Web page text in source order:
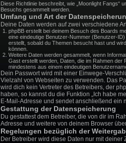
Diese Richtlinie beschreibt, wie „Moonlight Fangs“
Besuchs gesammelt werden.
Umfang und Art der
Deine Daten werden auf zwei verschiedene
phpBB erstellt bei deinem Besuch des Boards
eine eindeutige Benutzer-Nummer (Benutzer-
erstellt, sobald du Themen besucht hast und
können.
Weitere Daten werden gesammelt, wenn
Gast erstellt werden, Daten, die im Rahmen
mindestens aus einem eindeutigen
Dein Passwort wird mit einer Einwege-
Vielzahl von Webseiten zu verwenden. Das
wird dich kein Vertreter des Betreibers, der
haben, so kannst du die Funktion „Ich habe
E-Mail-Adresse und sendet anschließend ein
Gestattung der Datenspeicherung
Du gestattest dem Betreiber, die von dir im
Adresse und weitere von deinem Browser
Regelungen bezüglich der
Der Betreiber wird diese Daten nur mit